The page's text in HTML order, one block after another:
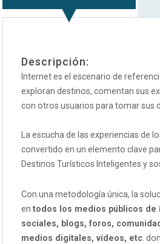
Descripción:
Internet es el escenario de
exploran destinos, comentan sus
con otros usuarios para tomar sus
La escucha de las experiencias de
convertido en un elemento clave
Destinos Turísticos Inteligentes y
Con una metodología única, la
entodos los medios públicos de
sociales, blogs, foros,
medios digitales, vídeos, etc.